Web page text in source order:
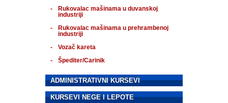
Rukovalac mašinama u duvanskoj
industriji
Rukovalac mašinama u prehrambenoj
industriji
Vozač kareta
Špediter/Carinik
ADMINISTRATIVNI KURSEVI
KURSEVI NEGE I LEPOTE